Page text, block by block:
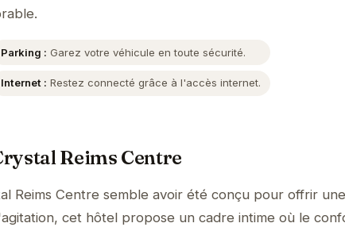
Parking : Garez votre véhicule en toute sécurité.
Internet : Restez connecté grâce à l'accès internet.
Reims Centre
Reims Centre semble avoir été conçu pour offrir une
cet hôtel propose un cadre intime où le